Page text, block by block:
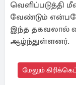
வெளிப்படுத்தி
வேண்டும் என்பதே
இந்த தகவலால்
ஆழ்ந்துள்ளனர்.
மேலும்